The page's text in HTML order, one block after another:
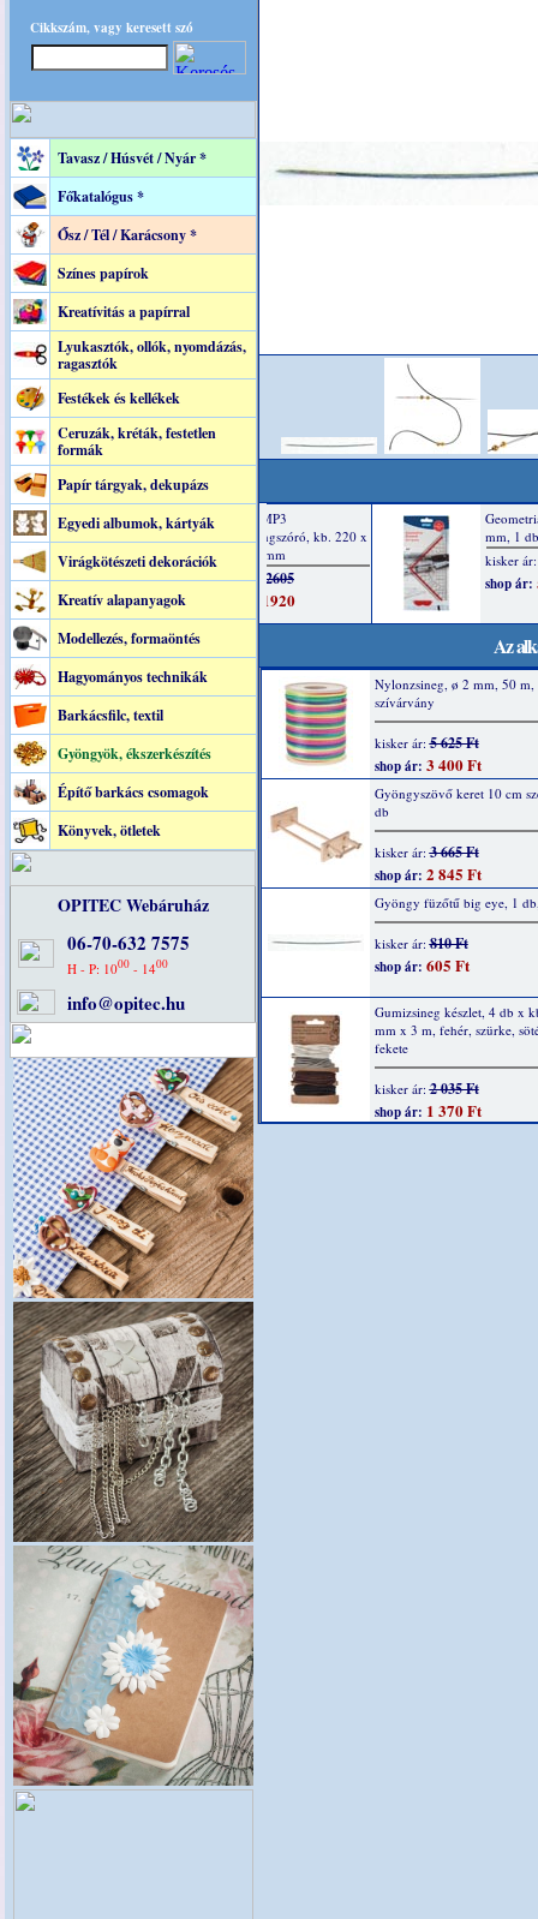
Cikkszám, vagy keresett szó
Tavasz / Húsvét / Nyár *
Főkatalógus *
Ősz / Tél / Karácsony *
Színes papírok
Kreatívitás a papírral
Lyukasztók, ollók, nyomdázás,
ragasztók
Festékek és kellékek
Ceruzák, kréták, festetlen
formák
Papír tárgyak, dekupázs
Egyedi albumok, kártyák
Virágkötészeti dekorációk
Kreatív alapanyagok
Modellezés, formaöntés
Hagyományos technikák
Barkácsfilc, textil
Gyöngyök, ékszerkészítés
Építő barkács csomagok
Könyvek, ötletek
OPITEC Webáruház
06-70-632 7575
H - P: 1000 - 1400
info@opitec.hu
Az
Nylonzsineg, ø 2 mm, 50 m,
szívárvány
kisker ár:5 625 Ft
shop ár: 3 400 Ft
Gyöngyszövő keret 10 cm
db
kisker ár:3 665 Ft
shop ár: 2 845 Ft
Gyöngy füzőtű big eye, 1
kisker ár:810 Ft
shop ár: 605 Ft
Gumizsineg készlet, 4 db x
mm x 3 m, fehér, szürke,
fekete
kisker ár:2 035 Ft
shop ár: 1 370 Ft